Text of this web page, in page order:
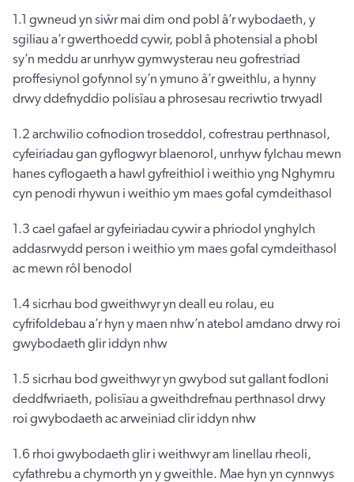
1.1 gwneud yn siŵr mai dim ond pobl â’r wybodaeth, y
sgiliau a’r gwerthoedd cywir, pobl â photensial a phobl
sy’n meddu ar unrhyw gymwysterau neu gofrestriad
proffesiynol gofynnol sy’n ymuno â’r gweithlu, a hynny
drwy ddefnyddio polisïau a phrosesau recriwtio trwyadl
1.2 archwilio cofnodion troseddol, cofrestrau perthnasol,
cyfeiriadau gan gyflogwyr blaenorol, unrhyw fylchau mewn
hanes cyflogaeth a hawl gyfreithiol i weithio yng Nghymru
cyn penodi rhywun i weithio ym maes gofal cymdeithasol
1.3 cael gafael ar gyfeiriadau cywir a phriodol ynghylch
addasrwydd person i weithio ym maes gofal cymdeithasol
ac mewn rôl benodol
1.4 sicrhau bod gweithwyr yn deall eu rolau, eu
cyfrifoldebau a’r hyn y maen nhw’n atebol amdano drwy roi
gwybodaeth glir iddyn nhw
1.5 sicrhau bod gweithwyr yn gwybod sut gallant fodloni
deddfwriaeth, polisïau a gweithdrefnau perthnasol drwy
roi gwybodaeth ac arweiniad clir iddyn nhw
1.6 rhoi gwybodaeth glir i weithwyr am linellau rheoli,
cyfathrebu a chymorth yn y gweithle. Mae hyn yn cynnwys